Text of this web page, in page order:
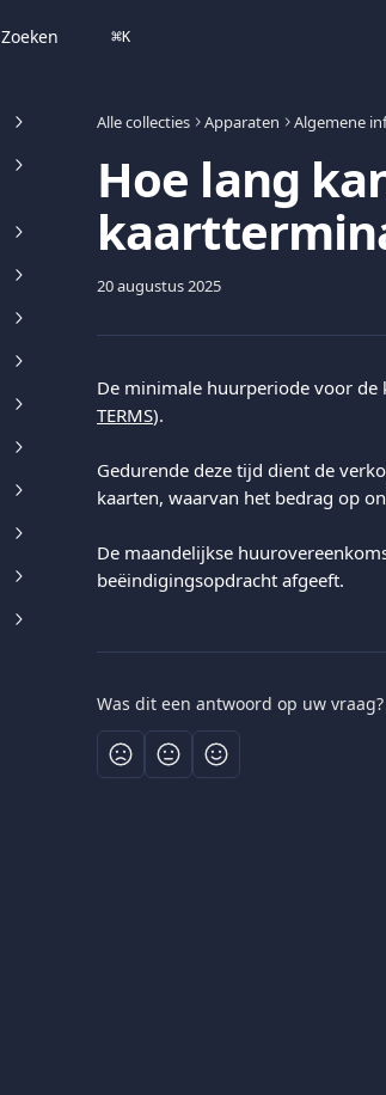
Zoeken ⌘K
Alle collecties Apparaten Algemene
Hoe lang
20 augustus 2025
De minimale huurperiode voor
TERMS).
Gedurende deze tijd dient de
kaarten, waarvan het bedrag op
De maandelijkse
beëindigingsopdracht afgeeft.
Was dit een antwoord op uw vraag?